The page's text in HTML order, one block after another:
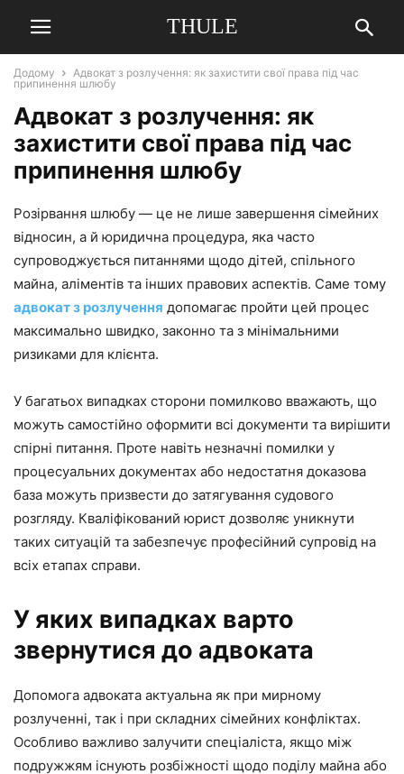
THULE
Додому
Адвокат з розлучення: як захистити свої права під час
припинення шлюбу
Адвокат з розлучення: як
захистити свої права під час
припинення шлюбу
Розірвання шлюбу — це не лише завершення сімейних
відносин, а й юридична процедура, яка часто
супроводжується питаннями щодо дітей, спільного
майна, аліментів та інших правових аспектів. Саме тому
адвокат з розлучення допомагає пройти цей процес
максимально швидко, законно та з мінімальними
ризиками для клієнта.
У багатьох випадках сторони помилково вважають, що
можуть самостійно оформити всі документи та вирішити
спірні питання. Проте навіть незначні помилки у
процесуальних документах або недостатня доказова
база можуть призвести до затягування судового
розгляду. Кваліфікований юрист дозволяє уникнути
таких ситуацій та забезпечує професійний супровід на
всіх етапах справи.
У яких випадках варто
звернутися до адвоката
Допомога адвоката актуальна як при мирному
розлученні, так і при складних сімейних конфліктах.
Особливо важливо залучити спеціаліста, якщо між
подружжям існують розбіжності щодо поділу майна або